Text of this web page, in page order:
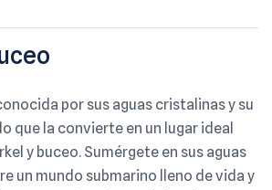
por sus aguas cristalinas y su
que la convierte en un lugar ideal
y buceo. Sumérgete en sus aguas
un mundo submarino lleno de vida y